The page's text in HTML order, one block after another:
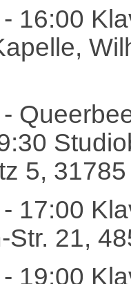
16:00
5,
17:00
Str. 21,
19:00